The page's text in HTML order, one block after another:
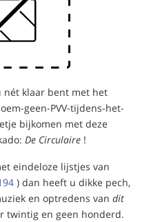
nét klaar bent met het
geen-PVV-tijdens-het-
bijkomen met deze
De Circulaire !
eindeloze lijstjes van
) dan heeft u dikke pech,
en optredens van dit
twintig en geen honderd.